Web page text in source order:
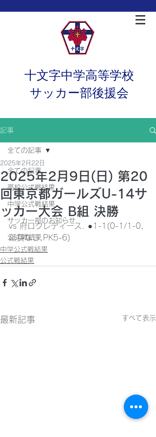
十文字中学高等学校
サッカー部後援会
記事
全ての記事
高校公式戦結果
中学公式戦結果
サッカー部のお知らせ
公式戦結果
全ての記事
2025年2月9日(日) 第20
回東京都ガールズU-14サ
ッカー大会 B組 決勝
2025年2月22日
vs 府ロクレディース. ●1-1(0-1/1-0,
延長なし,PK5-6)
中学公式戦結果
公式戦結果
最新記事 すべて表示